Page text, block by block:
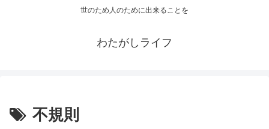
世のため人のために出来ることを
わたがしライフ
不規則